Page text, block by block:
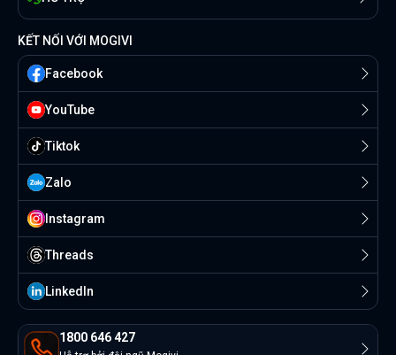
1800 646 427
KẾT NỐI VỚI MOGIVI
Facebook
YouTube
Tiktok
Zalo
Instagram
Threads
Linkedln